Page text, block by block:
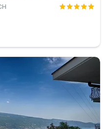
mit Terrasse und